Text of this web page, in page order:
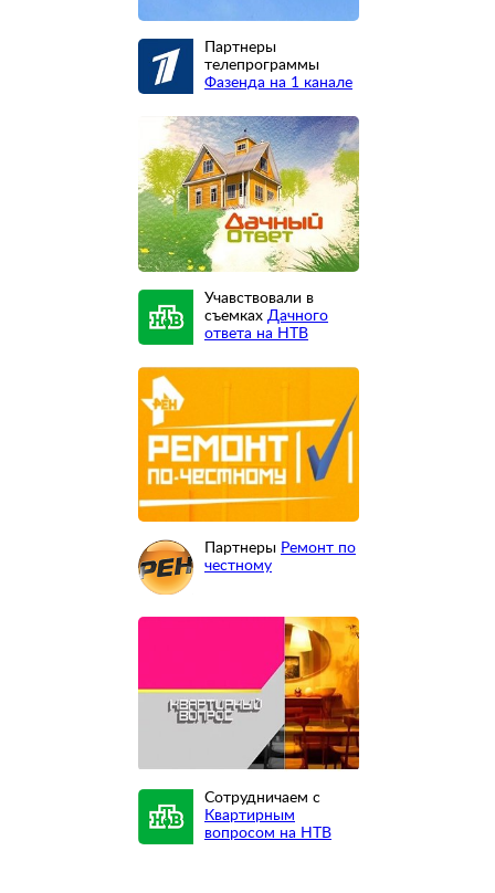
Партнеры
телепрограммы
Фазенда на 1 канале
Учавствовали в
съемках Дачного
ответа на НТВ
Партнеры Ремонт по
честному
Сотрудничаем с
Квартирным
вопросом на НТВ